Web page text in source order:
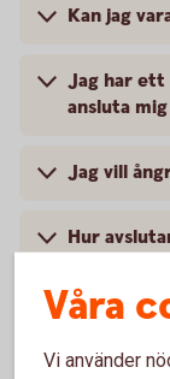
Kan jag
Jag har ett
ansluta
Jag vill
Hur
Våra
Vi använder